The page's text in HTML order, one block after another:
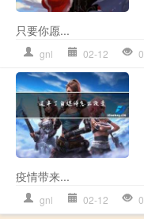
只要你愿...
gnl 02-12 0
疫情带来...
gnl 02-12 0